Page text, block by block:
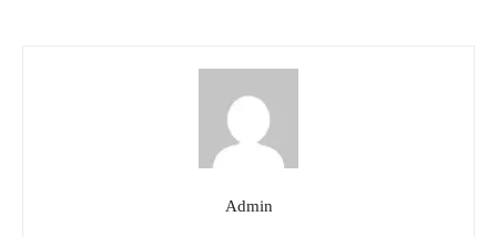
Admin